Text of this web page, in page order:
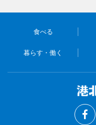
食べる
暮らす・働く